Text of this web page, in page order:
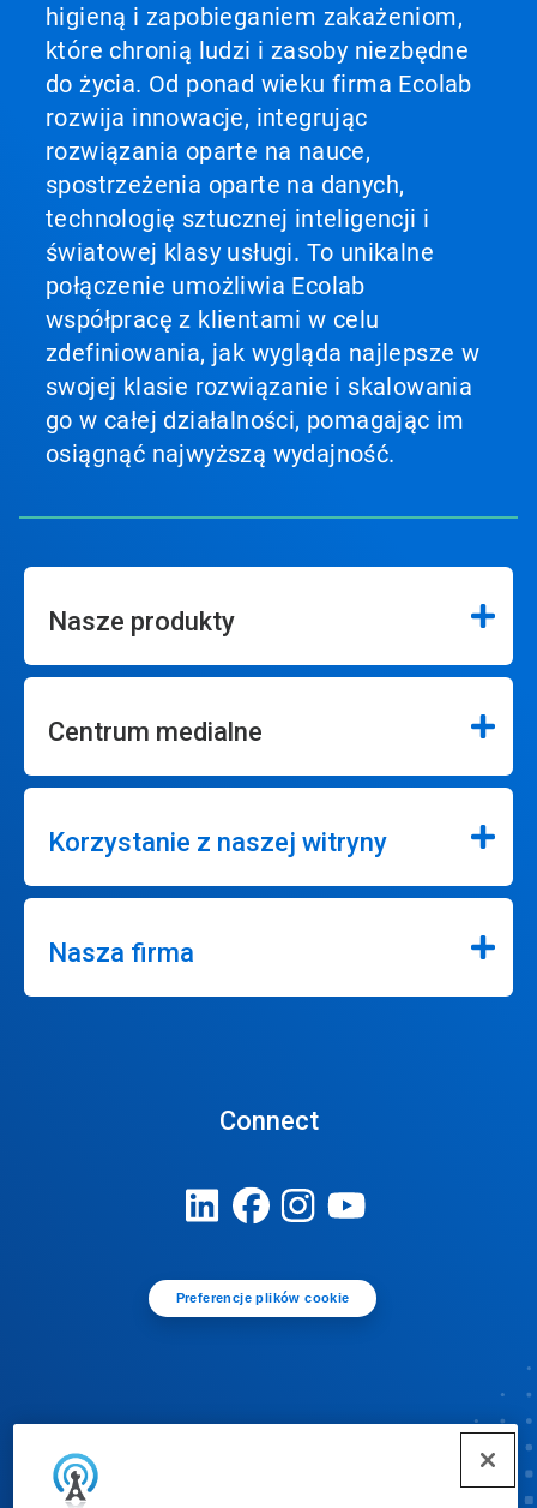
higieną i zapobieganiem zakażeniom,
które chronią ludzi i zasoby niezbędne
do życia. Od ponad wieku firma Ecolab
rozwija innowacje, integrując
rozwiązania oparte na nauce,
spostrzeżenia oparte na danych,
technologię sztucznej inteligencji i
światowej klasy usługi. To unikalne
połączenie umożliwia Ecolab
współpracę z klientami w celu
zdefiniowania, jak wygląda najlepsze w
swojej klasie rozwiązanie i skalowania
go w całej działalności, pomagając im
osiągnąć najwyższą wydajność.
Nasze produkty
Centrum medialne
Korzystanie z naszej witryny
Nasza firma
Connect
Preferencje plików cookie